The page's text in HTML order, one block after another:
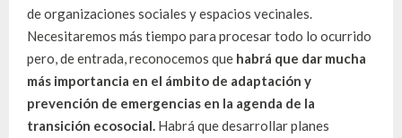
de organizaciones sociales y espacios vecinales.
Necesitaremos más tiempo para procesar todo lo ocurrido
pero, de entrada, reconocemos que habrá que dar mucha
más importancia en el ámbito de adaptación y
prevención de emergencias en la agenda de la
transición ecosocial. Habrá que desarrollar planes